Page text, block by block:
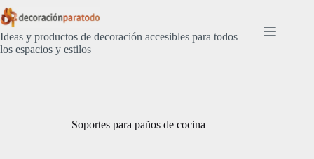
Saltar
al
contenido
Ideas y productos de decoración accesibles para todos
los espacios y estilos
Soportes para paños de cocina